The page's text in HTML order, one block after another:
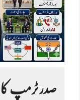
صدر ٹرمپ کا